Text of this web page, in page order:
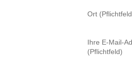
Ort
Ihre E-Mail-
(Pflichtfeld)